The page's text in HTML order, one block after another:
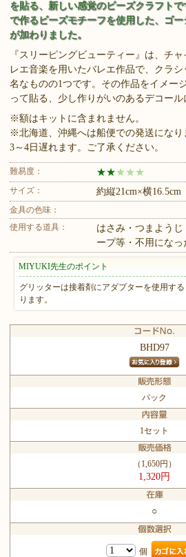
を貼る、新しい感覚のビーズクラフト
で作るビーズモチーフを使用した、ゴ
が加わりました。
『スリーピングビューティー』は、チ
レエ音楽を用いたバレエ作品で、クラ
名なものの1つです。その作品をイメー
って貼る、少し作りがいのあるデコール
※額はキットに含まれません。
※北海道、沖縄へは船便での発送にな
3～4日遅れます。ご了承ください。
難易度： ★★ ★ ★ ★
サイズ： 約縦21cm×横16.5cm
金具の色味：
使用する道具：
はさみ・つまよう
ープ等・不用にな
MIYUKI先生のポイント
グリッターは接着剤にアダプターを使用す
ります。
BHD97
パック
1セット
（1,650円）
1,320円
○
個